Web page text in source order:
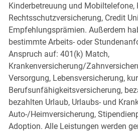
Kinderbetreuung und Mobiltelefone,
Rechtsschutzversicherung, Credit
Empfehlungsprämien. Außerdem
bestimmte Arbeits- oder
Anspruch auf: 401(k) Match,
Krankenversicherung/
Versorgung, Lebensversicherung,
Berufsunfähigkeitsversicherung,
bezahlten Urlaub, Urlaubs- und
Auto-/Heimversicherung,
Adoption. Alle Leistungen werden